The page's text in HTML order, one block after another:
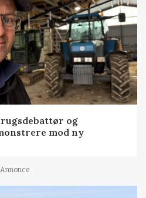
og
mod ny
Annonce